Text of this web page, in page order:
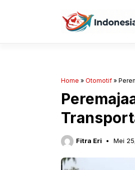
Home » Otomotif »
Fitra Eri Mei